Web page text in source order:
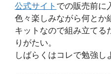
公式サイト での販売前に
色々楽しみながら何とか
キットなので組み立てる
りがたい。
しばらくはコレで勉強し